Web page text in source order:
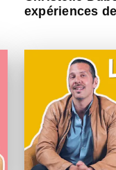
expériences